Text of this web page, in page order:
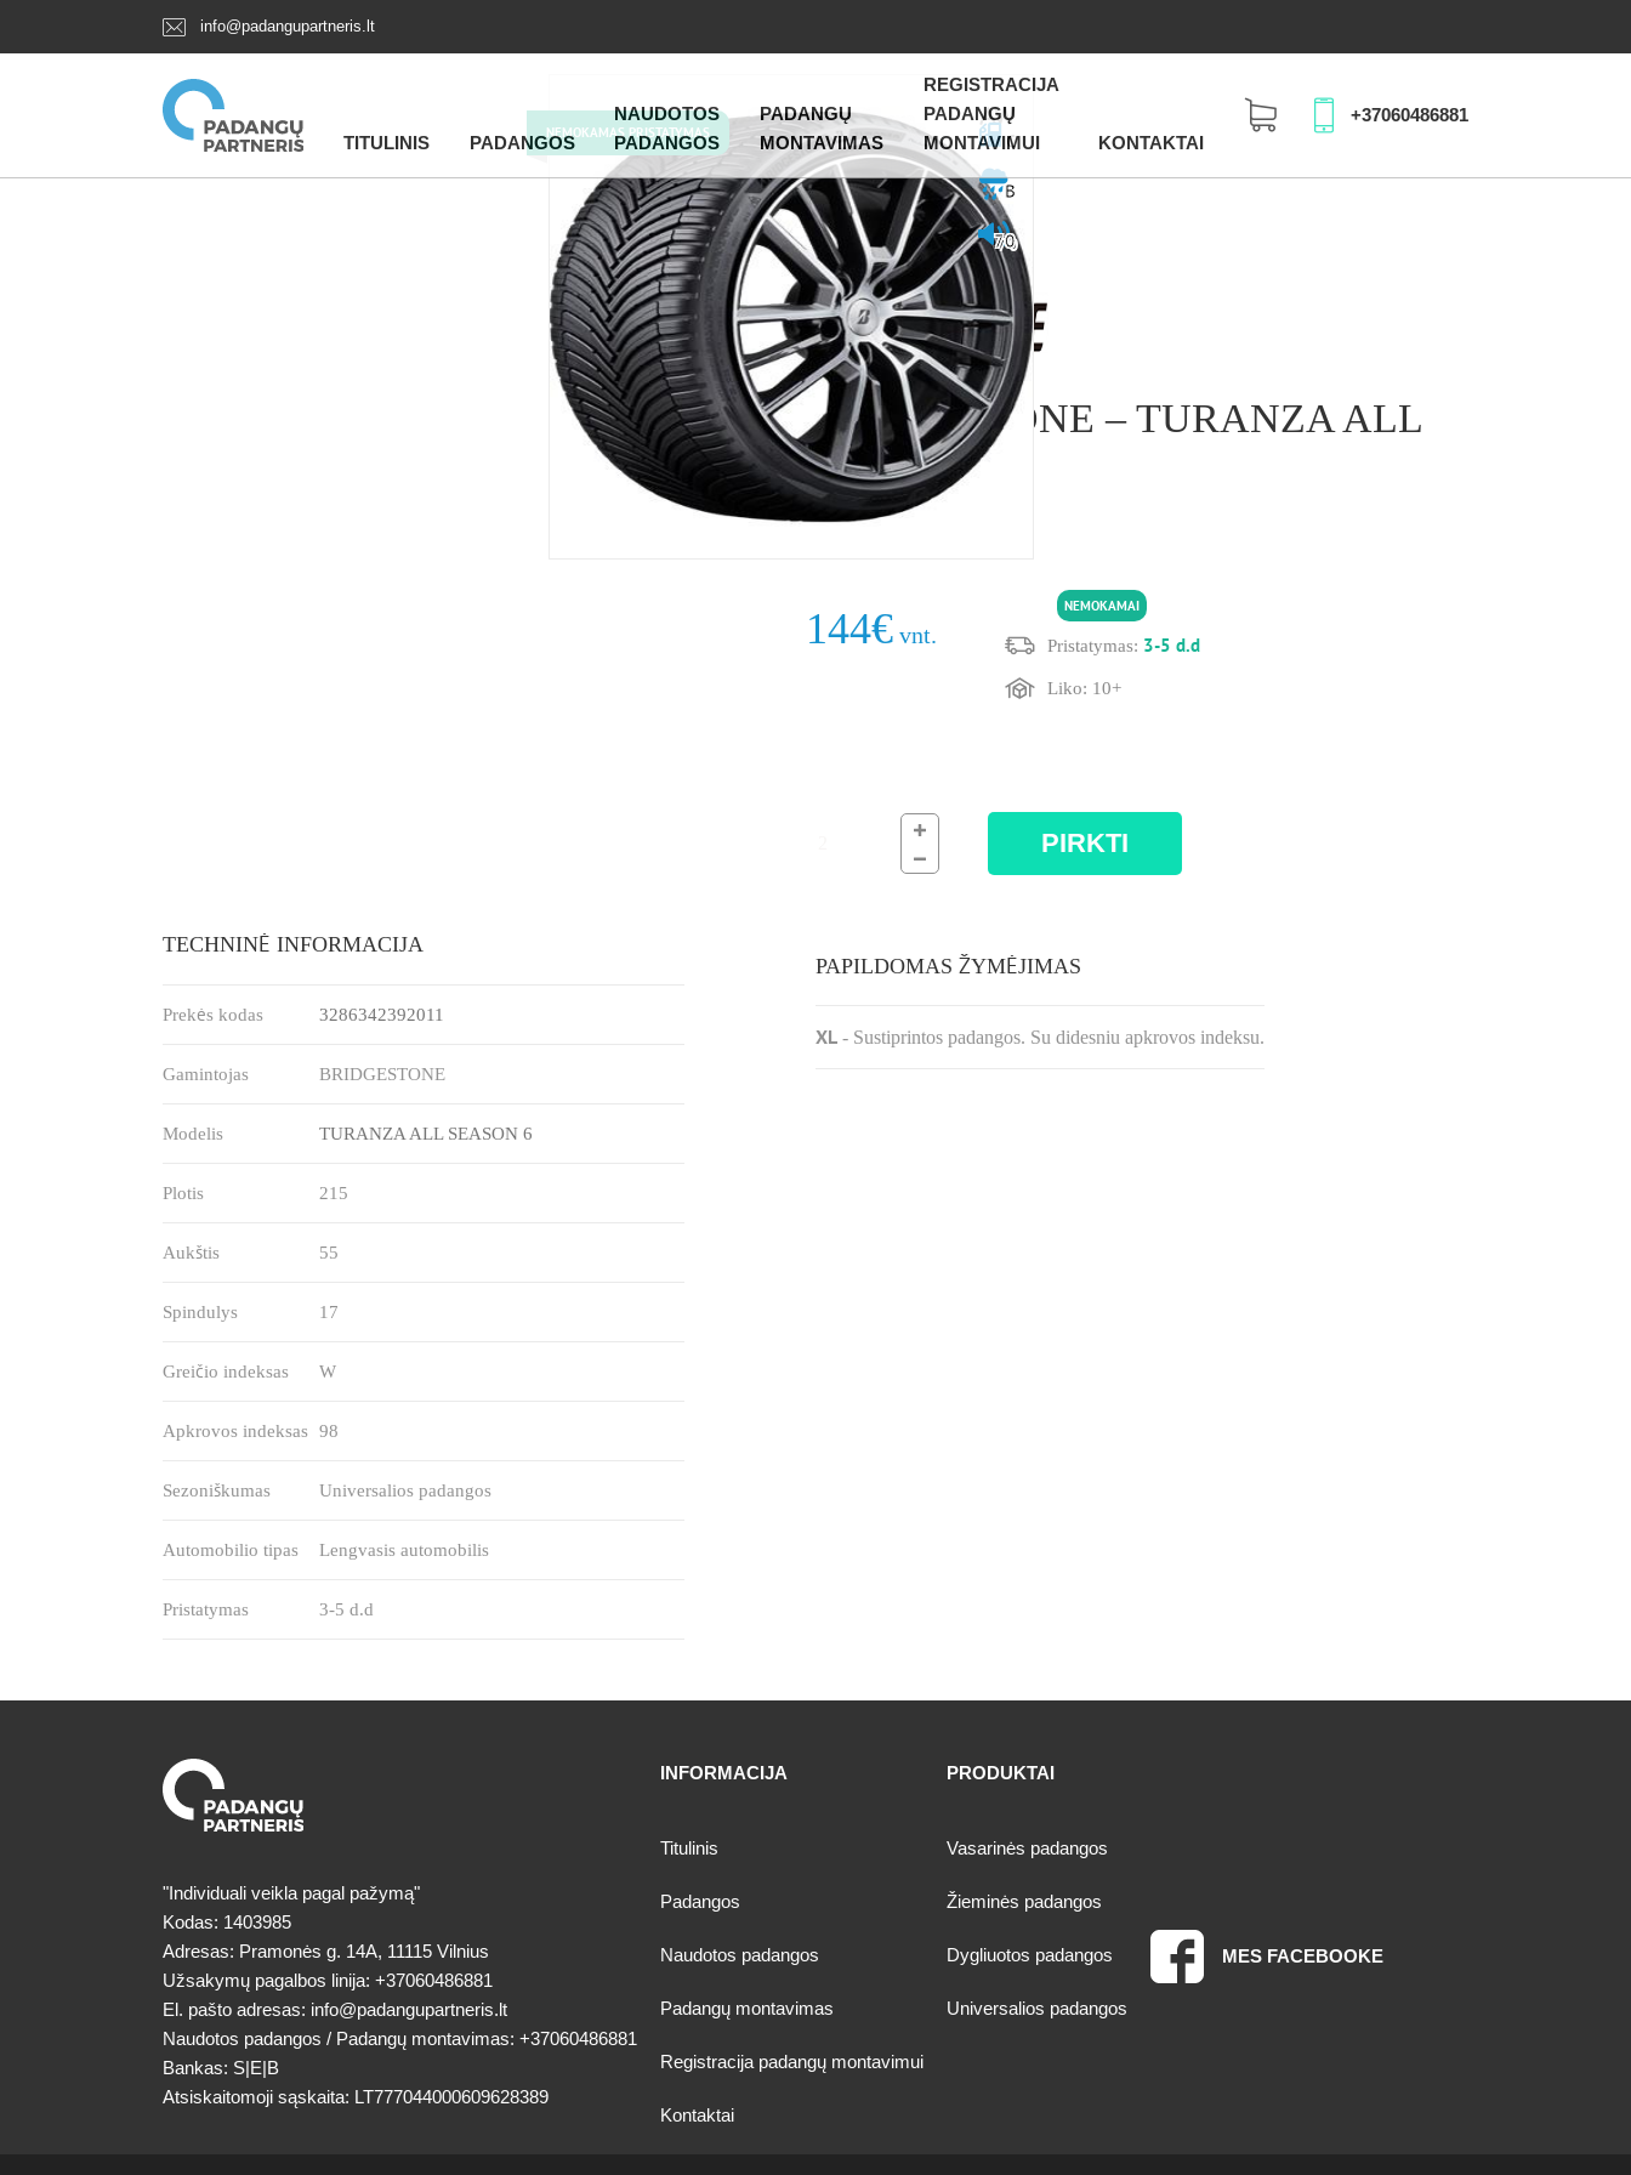
info@padangupartneris.lt
TITULINIS PADANGOS
NAUDOTOS
PADANGOS
PADANGŲ
MONTAVIMAS
REGISTRACIJA
PADANGŲ
MONTAVIMUI
KONTAKTAI
+37060486881
NEMOKAMAS PRISTATYMAS C
B
70
BRIDGESTONE – TURANZA ALL
SEASON 6
144€ vnt.
NEMOKAMAI
Pristatymas: 3-5 d.d
Liko: 10+
PIRKTI
TECHNINĖ INFORMACIJA
Prekės kodas 3286342392011
Gamintojas BRIDGESTONE
Modelis TURANZA ALL SEASON 6
Plotis 215
Aukštis 55
Spindulys 17
Greičio indeksas W
Apkrovos indeksas 98
Sezoniškumas Universalios padangos
Automobilio tipas Lengvasis automobilis
Pristatymas 3-5 d.d
PAPILDOMAS ŽYMĖJIMAS
XL - Sustiprintos padangos. Su didesniu apkrovos indeksu.
"Individuali veikla pagal pažymą"
Kodas: 1403985
Adresas: Pramonės g. 14A, 11115 Vilnius
Užsakymų pagalbos linija:+37060486881
El. pašto adresas: info@padangupartneris.lt
Naudotos padangos / Padangų montavimas:+37060486881
Bankas: S|E|B
Atsiskaitomoji sąskaita: LT777044000609628389
INFORMACIJA
Titulinis
Padangos
Naudotos padangos
Padangų montavimas
Registracija padangų montavimui
Kontaktai
PRODUKTAI
Vasarinės padangos
Žieminės padangos
Dygliuotos padangos
Universalios padangos
MES FACEBOOKE